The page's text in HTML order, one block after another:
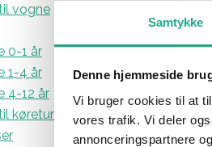
Samtykke
Denne hjemmeside
Vi bruger cookies til at
vores trafik. Vi deler
annonceringspartnere
vogne
0-1 år
1-4 år
4-12 år
køreturen